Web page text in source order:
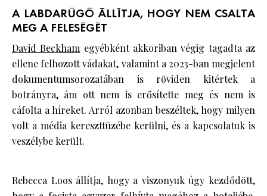
A LABDARÚGÓ ÁLLÍTJA, HOGY NEM CSALTA
MEG A FELESÉGÉT
David Beckham egyébként akkoriban végig tagadta az
ellene felhozott vádakat, valamint a 2023-ban megjelent
dokumentumsorozatában is röviden kitértek a
botrányra, ám ott nem is erősítette meg és nem is
cáfolta a híreket. Arról azonban beszéltek, hogy milyen
volt a média kereszttüzébe kerülni, és a kapcsolatuk is
veszélybe került.
Rebecca Loos állítja, hogy a viszonyuk úgy kezdődött,